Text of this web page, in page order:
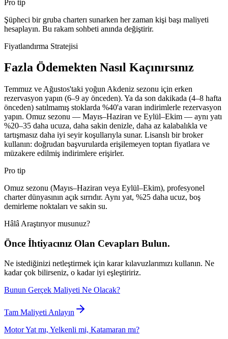
Pro tip
Şüpheci bir gruba charterı sunarken her zaman kişi başı maliyeti
hesaplayın. Bu rakam sohbeti anında değiştirir.
Fiyatlandırma Stratejisi
Fazla Ödemekten Nasıl Kaçınırsınız
Temmuz ve Ağustos'taki yoğun Akdeniz sezonu için erken
rezervasyon yapın (6–9 ay önceden). Ya da son dakikada (4–8 hafta
önceden) satılmamış stoklarda %40'a varan indirimlerle rezervasyon
yapın. Omuz sezonu — Mayıs–Haziran ve Eylül–Ekim — aynı yatı
%20–35 daha ucuza, daha sakin denizle, daha az kalabalıkla ve
tartışmasız daha iyi seyir koşullarıyla sunar. Lisanslı bir broker
kullanın: doğrudan başvurularda erişilemeyen toptan fiyatlara ve
müzakere edilmiş indirimlere erişirler.
Pro tip
Omuz sezonu (Mayıs–Haziran veya Eylül–Ekim), profesyonel
charter dünyasının açık sırrıdır. Aynı yat, %25 daha ucuz, boş
demirleme noktaları ve sakin su.
Hâlâ Araştırıyor musunuz?
Önce İhtiyacınız Olan Cevapları Bulun.
Ne istediğinizi netleştirmek için karar kılavuzlarımızı kullanın. Ne
kadar çok bilirseniz, o kadar iyi eşleştiririz.
Bunun Gerçek Maliyeti Ne Olacak?
Tam Maliyeti Anlayın
Motor Yat mı, Yelkenli mi, Katamaran mı?